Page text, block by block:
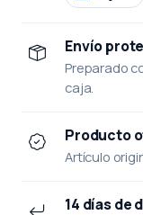
Envío
Preparado
caja.
Producto
Artículo
14 días de